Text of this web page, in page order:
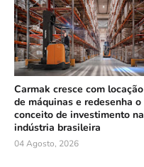
Carmak cresce com locação
de máquinas e redesenha o
conceito de investimento na
indústria brasileira
04 Agosto, 2026